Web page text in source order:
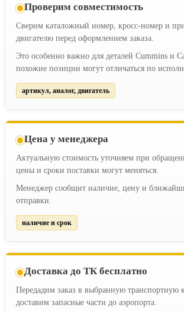
Проверим совместимость
Сверим каталожный номер, кросс-номер и
двигателю перед оформлением заказа.
Это особенно важно для деталей Cummins и
похожие позиции могут отличаться по
артикул, аналог, двигатель
Цена у менеджера
Актуальную стоимость уточняем при
цены и сроки поставки могут меняться.
Менеджер сообщит наличие, цену и
отправки.
наличие и срок
Доставка до ТК бесплатно
Передадим заказ в выбранную транспортную
доставим запасные части до аэропорта.